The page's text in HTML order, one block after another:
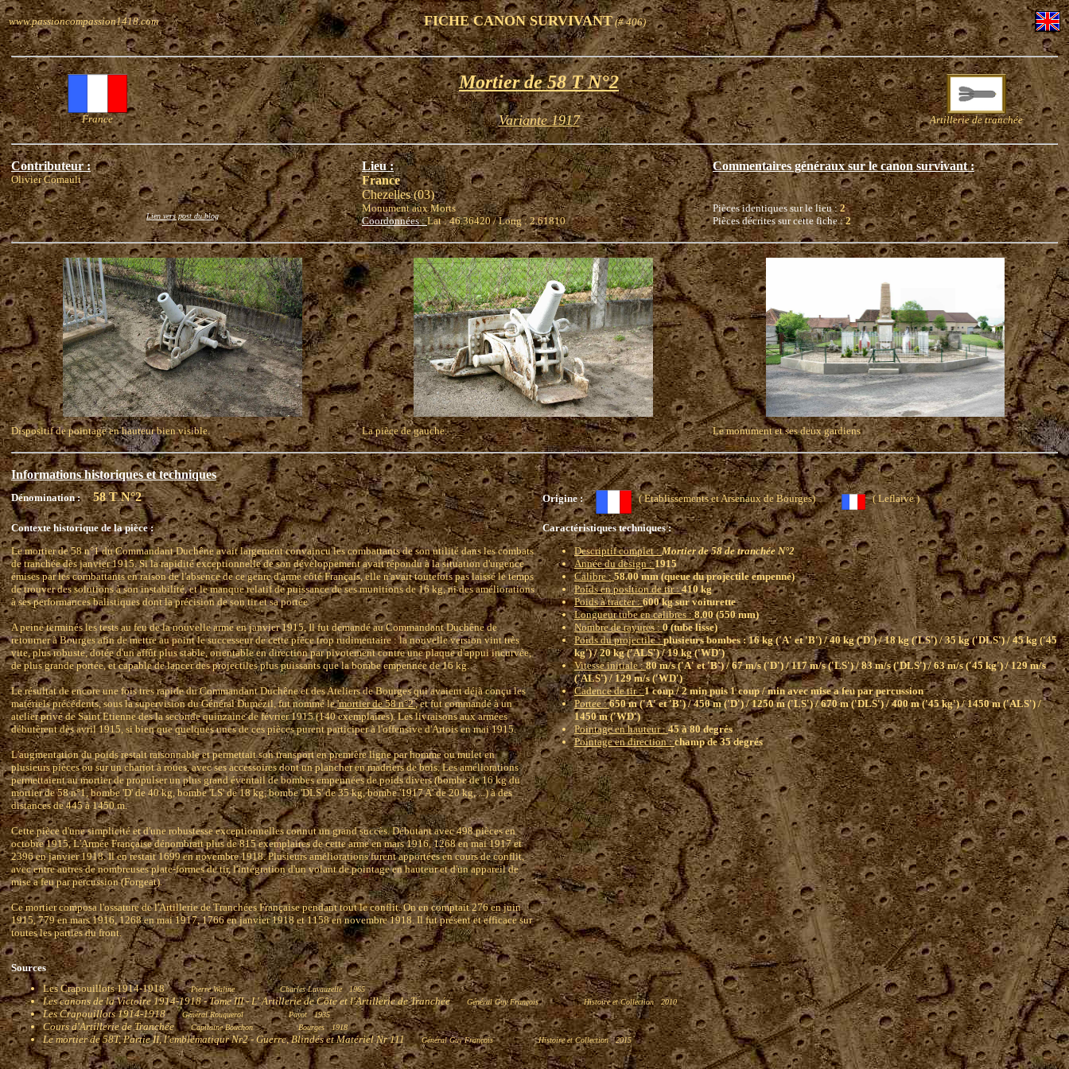
www.passioncompassion1418.com FICHE CANON SURVIVANT(# 406)
France
Mortier de 58 T N°2
Variante 1917 Artillerie de tranchée
Contributeur :
Olivier Comault
Lien vers post du blog
Lieu :
France
Chezelles (03)
Monument aux Morts
Coordonnées :Lat : 46.36420 / Long : 2.61810
Commentaires généraux sur le canon survivant :
Pièces identiques sur le lieu :2
Pièces décrites sur cette fiche :2
Dispositif de pointage en hauteur bien visible. La pièce de gauche. Le monument et ses deux gardiens
Informations historiques et techniques
Dénomination : 58 T N°2 Origine : ( Etablissements et Arsenaux de Bourges) ( Leflaive )
Contexte historique de la pièce :
Le mortier de 58 n°1 du Commandant Duchêne avait largement convaincu les combattants de son utilité dans les combats
de tranchée dès janvier 1915. Si la rapidité exceptionnelle de son développement avait répondu à la situation d'urgence
émises par les combattants en raison de l'absence de ce genre d'arme côté Français, elle n'avait toutefois pas laissé le temps
de trouver des solutions à son instabilité, et le manque relatif de puissance de ses munitions de 16 kg, ni des améliorations
à ses performances balistiques dont la précision de son tir et sa portée
A peine terminés les tests au feu de la nouvelle arme en janvier 1915, Il fut demandé au Commandant Duchêne de
retourner à Bourges afin de mettre au point le successeur de cette pièce trop rudimentaire : la nouvelle version vint très
vite, plus robuste, dotée d'un affût plus stable, orientable en direction par pivotement contre une plaque d'appui incurvée,
de plus grande portée, et capable de lancer des projectiles plus puissants que la bombe empennée de 16 kg.
Le résultat de encore une fois tres rapide du Commandant Duchêne et des Ateliers de Bourges qui avaient déjà conçu les
matériels précédents, sous la supervision du Général Dumézil, fut nommé le'mortier de 58 n°2', et fut commandé à un
atelier privé de Saint Etienne des la seconde quinzaine de février 1915 (140 exemplaires). Les livraisons aux armées
débutèrent dès avril 1915, si bien que quelques unes de ces pièces purent participer à l'offensive d'Artois en mai 1915.
L'augmentation du poids restait raisonnable et permettait son transport en première ligne par homme ou mulet en
plusieurs pièces ou sur un chariot à roues, avec ses accessoires dont un plancher en madriers de bois. Les améliorations
permettaient au mortier de propulser un plus grand éventail de bombes empennées de poids divers (bombe de 16 kg du
mortier de 58 n°1, bombe 'D' de 40 kg, bombe 'LS' de 18 kg, bombe 'DLS' de 35 kg, bombe '1917 A' de 20 kg, ...) à des
distances de 445 à 1450 m.
Cette pièce d'une simplicité et d'une robustesse exceptionnelles connut un grand succès. Débutant avec 498 pièces en
octobre 1915, L'Armée Française dénombrait plus de 815 exemplaires de cette arme en mars 1916, 1268 en mai 1917 et
2396 en janvier 1918. Il en restait 1699 en novembre 1918. Plusieurs améliorations furent apportées en cours de conflit,
avec entre autres de nombreuses plate-formes de tir, l'intégration d'un volant de pointage en hauteur et d'un appareil de
mise a feu par percussion (Forgeat).
Ce mortier composa l'ossature de l'Artillerie de Tranchées Française pendant tout le conflit. On en comptait 276 en juin
1915, 779 en mars 1916, 1268 en mai 1917, 1766 en janvier 1918 et 1158 en novembre 1918. Il fut présent et efficace sur
toutes les parties du front.
Caractéristiques techniques :
Descriptif complet :Mortier de 58 de tranchée N°2
Année du design :1915
Calibre :58.00 mm (queue du projectile empenné)
Poids en position de tir :410 kg
Poids à tracter :600 kg sur voiturette
Longueur tube en calibres :8.00 (550 mm)
Nombre de rayures :0 (tube lisse)
Poids du projectile :plusieurs bombes : 16 kg ('A' et 'B') / 40 kg ('D') / 18 kg ('LS') / 35 kg ('DLS') / 45 kg ('45
kg') / 20 kg ('ALS') / 19 kg ('WD')
Vitesse initiale :80 m/s ('A' et 'B') / 67 m/s ('D') / 117 m/s ('LS') / 83 m/s ('DLS') / 63 m/s ('45 kg') / 129 m/s
('ALS') / 129 m/s ('WD')
Cadence de tir :1 coup / 2 min puis 1 coup / min avec mise a feu par percussion
Portee :650 m ('A' et 'B') / 450 m ('D') / 1250 m ('LS') / 670 m ('DLS') / 400 m ('45 kg') / 1450 m ('ALS') /
1450 m ('WD')
Pointage en hauteur :45 à 80 degrés
Pointage en direction :champ de 35 degrés
Sources
Les Crapouillots 1914-1918Pierre WalineCharles Lavauzelle 1965
Les canons de la Victoire 1914-1918 - Tome III - L' Artillerie de Côte et l'Artillerie de TranchéeGénéral Guy FrançoisHistoire et Collection 2010
Les Crapouillots 1914-1918Général RouquerolPayot 1935
Cours d'Artillerie de Tranchée Capitaine BouchonBourges 1918
Le mortier de 58T, Partie II, l'emblématiqur Nr2 - Guerre, Blindés et Matériel Nr 111Général Guy FrançoisHistoire et Collection 2015